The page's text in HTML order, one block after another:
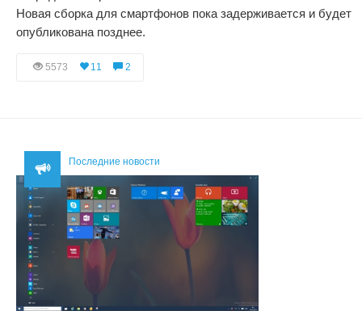
Новая сборка для смартфонов пока задерживается и будет
опубликована позднее.
5573 11 2
Последние новости